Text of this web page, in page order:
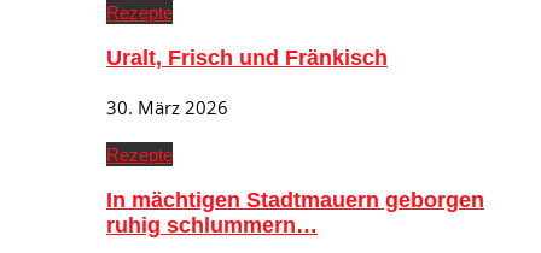
Rezepte
Uralt, Frisch und Fränkisch
30. März 2026
Rezepte
In mächtigen Stadtmauern geborgen
ruhig schlummern…